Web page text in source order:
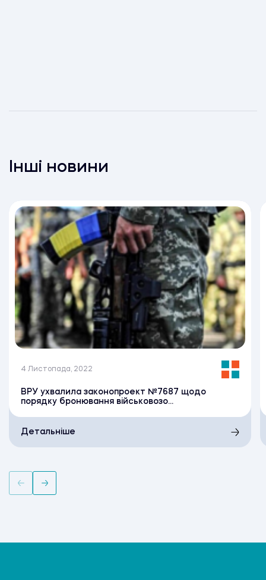
Інші новини
4 Листопада, 2022
ВРУ ухвалила законопроект №7687 щодо
порядку бронювання військовозо...
Детальніше